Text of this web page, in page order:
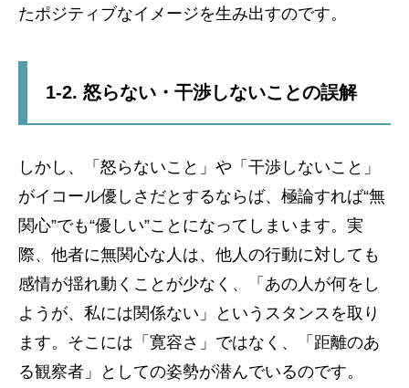
たポジティブなイメージを生み出すのです。
1-2. 怒らない・干渉しないことの誤解
しかし、「怒らないこと」や「干渉しないこと」
がイコール優しさだとするならば、極論すれば“無
関心”でも“優しい”ことになってしまいます。実
際、他者に無関心な人は、他人の行動に対しても
感情が揺れ動くことが少なく、「あの人が何をし
ようが、私には関係ない」というスタンスを取り
ます。そこには「寛容さ」ではなく、「距離のあ
る観察者」としての姿勢が潜んでいるのです。